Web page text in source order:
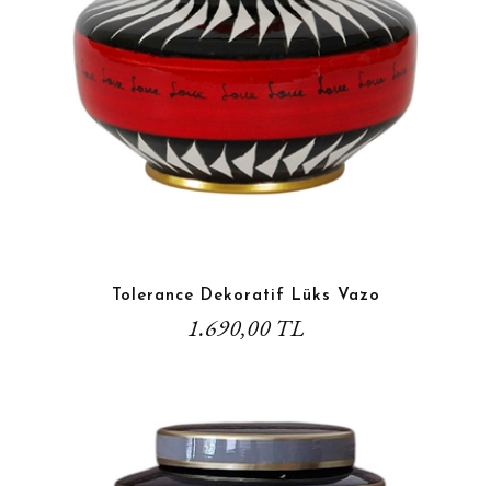
Tolerance Dekoratif Lüks Vazo
1.690,00 TL